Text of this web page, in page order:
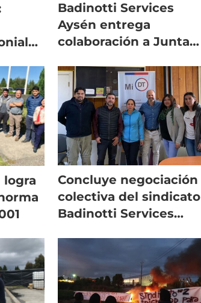
Badinotti Services
Aysén entrega
colaboración a Junta
logra
Concluye negociación
colectiva del sindicato
Badinotti Services